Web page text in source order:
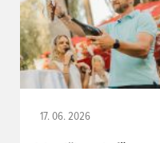
17. 06. 2026